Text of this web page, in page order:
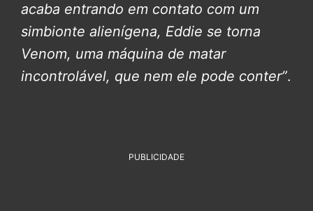
acaba entrando em contato com um
simbionte alienígena, Eddie se torna
Venom, uma máquina de matar
incontrolável, que nem ele pode conter”.
PUBLICIDADE